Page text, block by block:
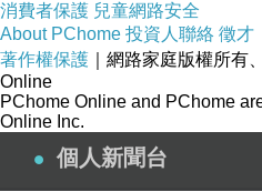
零件可拆 好清洗好衛生
學會以後 可當普通筷子
訓練肌肉 培養協調力集中力
消費者保護 兒童網路安全
About PChome 投資人聯絡 徵才
著作權保護 ｜網路家庭版權所有
Online
PChome Online and PChome
Online Inc.
個人新聞台